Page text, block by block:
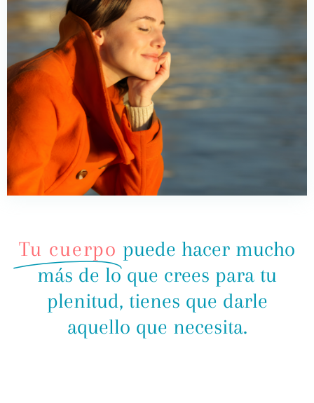
Tu cuerpo puede hacer mucho
más de lo que crees para tu
plenitud, tienes que darle
aquello que necesita.